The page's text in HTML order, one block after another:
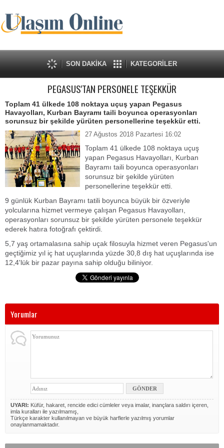
SON DAKİKA KATEGORİLER
PEGASUS'TAN PERSONELE TEŞEKKÜR
Toplam 41 ülkede 108 noktaya uçuş yapan Pegasus
Havayolları, Kurban Bayramı taili boyunca operasyonları
sorunsuz bir şekilde yürüten personellerine teşekkür etti.
27 Ağustos 2018 Pazartesi 16:02
Toplam 41 ülkede 108 noktaya uçuş
yapan Pegasus Havayolları, Kurban
Bayramı taili boyunca operasyonları
sorunsuz bir şekilde yürüten
personellerine teşekkür etti.
9 günlük Kurban Bayramı tatili boyunca büyük bir özveriyle
yolcularına hizmet vermeye çalışan Pegasus Havayolları,
operasyonları sorunsuz bir şekilde yürüten personele teşekkür
ederek hatıra fotoğrafı çektirdi.
5,7 yaş ortamalasına sahip uçak filosuyla hizmet veren Pegasus'un
geçtiğimiz yıl iç hat uçuşlarında yüzde 30,8 dış hat uçuşlarında ise
12,4'lük bir pazar payına sahip olduğu biliniyor.
Yorumlar
UYARI: Küfür, hakaret, rencide edici cümleler veya imalar, inançlara saldırı içeren,
imla kuralları ile yazılmamış,
Türkçe karakter kullanılmayan ve büyük harflerle yazılmış yorumlar
onaylanmamaktadır.